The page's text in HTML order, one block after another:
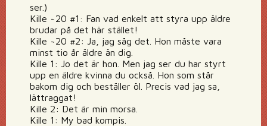
ser.)
Kille ~20 #1: Fan vad enkelt att styra upp äldre
brudar på det här stället!
Kille ~20 #2: Ja, jag såg det. Hon måste vara
minst tio år äldre än dig.
Kille 1: Jo det är hon. Men jag ser du har styrt
upp en äldre kvinna du också. Hon som står
bakom dig och beställer öl. Precis vad jag sa,
lättraggat!
Kille 2: Det är min morsa.
Kille 1: My bad kompis.